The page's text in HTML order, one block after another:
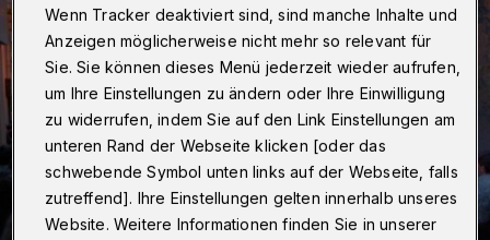
Wenn Tracker deaktiviert sind, sind manche Inhalte und
Anzeigen möglicherweise nicht mehr so relevant für
Sie. Sie können dieses Menü jederzeit wieder aufrufen,
um Ihre Einstellungen zu ändern oder Ihre Einwilligung
zu widerrufen, indem Sie auf den Link Einstellungen am
unteren Rand der Webseite klicken [oder das
schwebende Symbol unten links auf der Webseite, falls
zutreffend]. Ihre Einstellungen gelten innerhalb unseres
Website. Weitere Informationen finden Sie in unserer